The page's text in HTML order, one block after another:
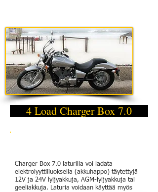
Charger Box 7.0 laturilla voi ladata
elektrolyyttiliuoksella (akkuhappo) täytettyjä
12V ja 24V lyijyakkuja, AGM-lyijyakkuja tai
geeliakkuja. Laturia voidaan käyttää myös
4 Load Charger Box 7.0